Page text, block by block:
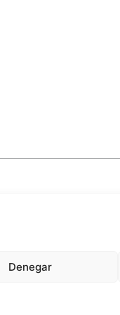
DenegarÉtico con la IA